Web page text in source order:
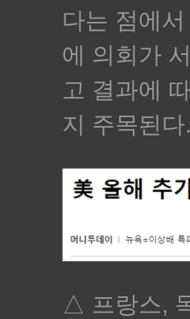
다는 점에
에 의회가
고 결과에
지 주목된
△ 프랑스,